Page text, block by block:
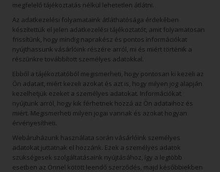
megfelelő tájékoztatás nélkül lehetetlen átlátni.
Az adatkezelési folyamataink átláthatósága érdekében
készítettük el jelen adatkezelési tájékoztatót, amit folyamatosan
frissítünk, hogy mindig naprakész és pontos információkat
nyújthassunk vásárlóink részére arról, mi és miért történik a
részünkre továbbított személyes adatokkal.
Ebből a tájékoztatóból megismerheti, hogy pontosan ki kezeli az
Ön adatait, miért kezeli azokat és azt is, hogy milyen jog alapján
kezelhetjük ezeket a személyes adatokat. Információkat
nyújtunk arról, hogy kik férhetnek hozzá az Ön adataihoz és
miért. Megismerheti milyen jogai vannak és azokat hogyan
érvényesítheti.
Webáruházunk használata során vásárlóink személyes
adatokat juttatnak el hozzánk. Ezek a személyes adatok
szükségesek szolgáltatásaink nyújtásához, így a legtöbb
esetben az Önnel kötött leendő szerződés, majd későbbiekben